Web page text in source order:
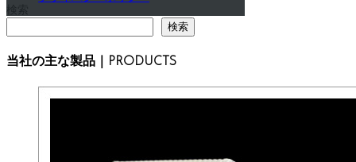
検索
検索
当社の主な製品｜PRODUCTS